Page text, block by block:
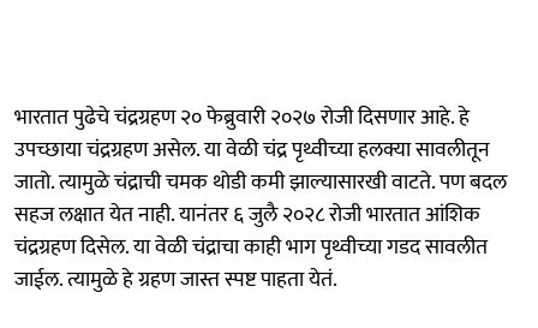
भारतात पुढेचे चंद्रग्रहण २० फेब्रुवारी २०२७ रोजी दिसणार आहे. हे
उपच्छाया चंद्रग्रहण असेल. या वेळी चंद्र पृथ्वीच्या हलक्या सावलीतून
जातो. त्यामुळे चंद्राची चमक थोडी कमी झाल्यासारखी वाटते. पण बदल
सहज लक्षात येत नाही. यानंतर ६ जुलै २०२८ रोजी भारतात आंशिक
चंद्रग्रहण दिसेल. या वेळी चंद्राचा काही भाग पृथ्वीच्या गडद सावलीत
जाईल. त्यामुळे हे ग्रहण जास्त स्पष्ट पाहता येतं.